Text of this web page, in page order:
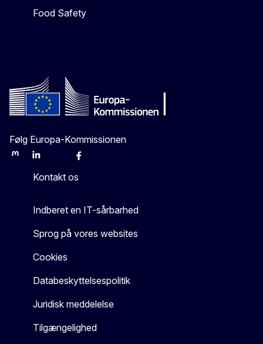
Food Safety
Følg Europa-Kommissionen
MastodonLinkedInBlueskyFacebook
Kontakt os
Indberet en IT-sårbarhed
Sprog på vores websites
Cookies
Databeskyttelsespolitik
Juridisk meddelelse
Tilgængelighed